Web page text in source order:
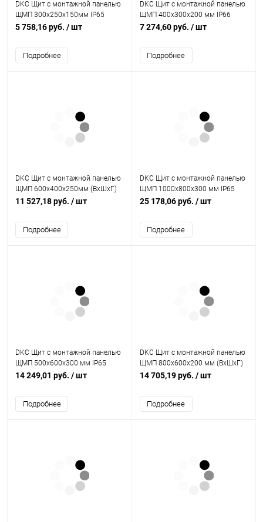
DKC Щит с монтажной панелью
ЩМП 300x250x150мм IP65
серия ST (R5ST0391)
5 758,16 руб. / шт
Подробнее
DKC Щит с монтажной панелью
ЩМП 400x300x200 мм IP66
серия ST (R5ST0432)
7 274,60 руб. / шт
Подробнее
DKC Щит с монтажной панелью
ЩМП 600x400x250мм (ВхШхГ)
IP65 серия ST (R5ST0649)
11 527,18 руб. / шт
Подробнее
DKC Щит с монтажной панелью
ЩМП 1000x800x300 мм IP65
серия ST (R5ST1083)
25 178,06 руб. / шт
Подробнее
DKC Щит с монтажной панелью
ЩМП 500x600x300 мм IP65
серия ST (R5ST0563)
14 249,01 руб. / шт
Подробнее
DKC Щит с монтажной панелью
ЩМП 800x600x200 мм (ВхШхГ)
IP65 серия ST (R5ST0862)
14 705,19 руб. / шт
Подробнее